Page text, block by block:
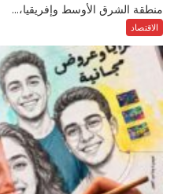
منطقة الشرق الأوسط وإفريقيا،...
الاقتصاد